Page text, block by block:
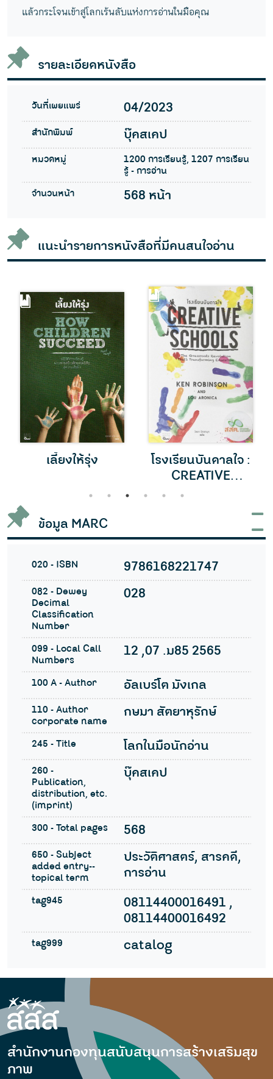
แล้วกระโจนเข้าสู่โลกเร้นลับแห่งการอ่านในมือคุณ
รายละเอียดหนังสือ
วันที่เผยแพร่ 04/2023
สำนักพิมพ์ บุ๊คสเคป
หมวดหมู่
1200 การเรียนรู้, 1207 การเรียน
รู้ - การอ่าน
จำนวนหน้า
568 หน้า
แนะนำรายการหนังสือที่มีคนสนใจอ่าน
เลี้ยงให้รุ่ง
โรงเรียนบันดาลใจ :
CREATIVE
SCHOOLS
1 2 3 4 5 6
ข้อมูล MARC
020 - ISBN 9786168221747
082 - Dewey
Decimal
Classification
Number
028
099 - Local Call
Numbers
12 ,07 .ม85 2565
100 A - Author อัลเบร์โต มังเกล
110 - Author
corporate name
กษมา สัตยาหุรักษ์
245 - Title โลกในมือนักอ่าน
260 -
Publication,
distribution, etc.
(imprint)
บุ๊คสเคป
300 - Total pages 568
650 - Subject
added entry--
topical term
ประวัติศาสตร์, สารคดี,
การอ่าน
tag945
08114400016491 ,
08114400016492
tag999 catalog
สำนักงานกองทุนสนับสนุนการสร้างเสริมสุข
ภาพ